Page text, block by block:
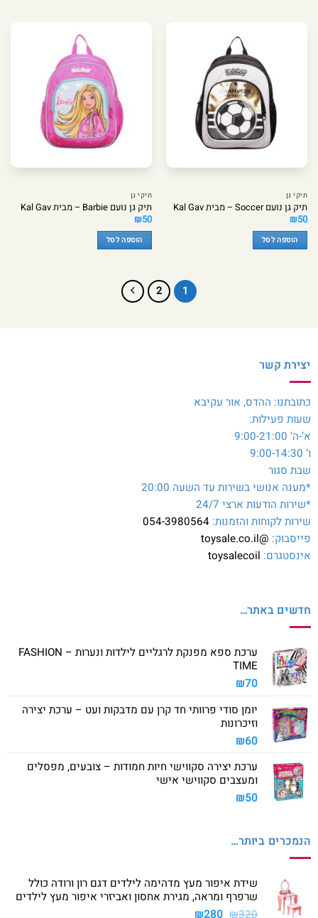
תיקי גן
תיק גן נועם Soccer – מבית Kal Gav
₪50
הוספה לסל
תיקי גן
תיק גן נועם Barbie – מבית Kal Gav
₪50
הוספה לסל
1
2
יצירת קשר
כתובתנו: ההדס, אור עקיבא
שעות פעילות:
א’-ה’ 9:00-21:00
ו’ 9:00-14:30
שבת סגור
*מענה אנושי בשירות עד השעה 20:00
*שירות הודעות ארצי 24/7
שירות לקוחות והזמנות: 054-3980564
פייסבוק: @toysale.co.il
אינסטגרם: toysalecoil
חדשים באתר…
ערכת ספא מפנקת לרגליים לילדות ונערות – FASHION
TIME
₪70
יומן סודי פרוותי חד קרן עם מדבקות ועט – ערכת יצירה
וזיכרונות
₪60
ערכת יצירה סקווישי חיות חמודות – צובעים, מפסלים
ומעצבים סקווישי אישי
₪50
הנמכרים ביותר…
שידת איפור מעץ מדהימה לילדים דגם רון ורודה כולל
שרפרף ומראה, מגירת אחסון ואביזרי איפור מעץ לילדים
₪320 המחיר
₪280 המחיר